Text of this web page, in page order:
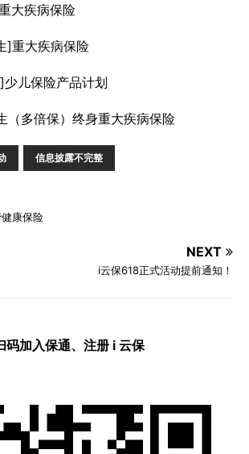
大疾病保险
]重大疾病保险
儿保险产品计划
（多倍保）终身重大疾病保险
信息披露不完整
康保险
NEXT
i云保618正式活动提前通知！
码加入保通、注册 i 云保